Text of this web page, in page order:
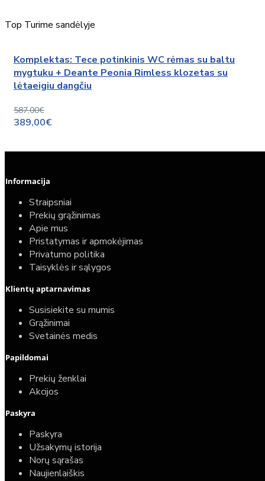
Top Turime sandėlyje
Komplektas: Tece potinkinis WC rėmas su baltu
mygtuku + Deante Peonia Rimless klozetas su
lėtaeigiu dangčiu
587,00€
389,00€
Informacija
Straipsniai
Prekių grąžinimas
Apie mus
Pristatymas ir apmokėjimas
Privatumo politika
Taisyklės ir sąlygos
Klientų aptarnavimas
Susisiekite su mumis
Grąžinimai
Svetainės medis
Papildomai
Prekių ženklai
Akcijos
Paskyra
Paskyra
Užsakymų istorija
Norų sąrašas
Naujienlaiškis